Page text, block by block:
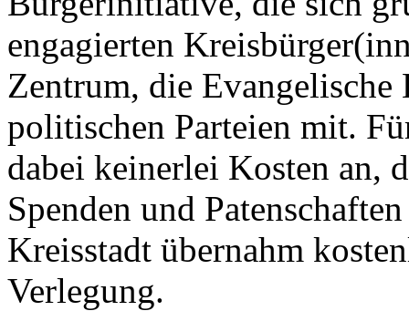
engagierten
Zentrum, die
politischen Parteien mit.
dabei keinerlei Kosten an,
Spenden und
Kreisstadt übernahm
Verlegung.